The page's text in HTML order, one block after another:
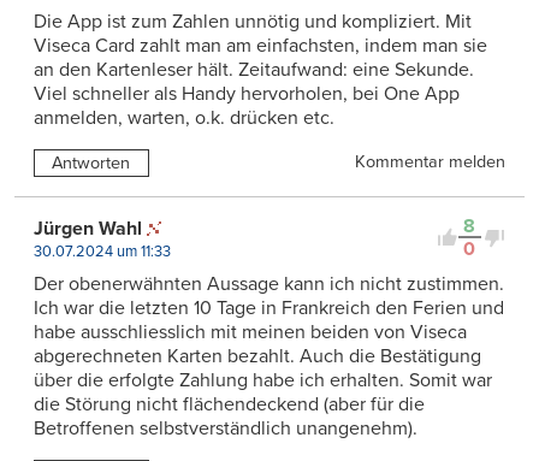
Die App ist zum Zahlen unnötig und kompliziert. Mit
Viseca Card zahlt man am einfachsten, indem man sie
an den Kartenleser hält. Zeitaufwand: eine Sekunde.
Viel schneller als Handy hervorholen, bei One App
anmelden, warten, o.k. drücken etc.
Antworten Kommentar melden
8
0
Jürgen Wahl
30.07.2024 um 11:33
Der obenerwähnten Aussage kann ich nicht zustimmen.
Ich war die letzten 10 Tage in Frankreich den Ferien und
habe ausschliesslich mit meinen beiden von Viseca
abgerechneten Karten bezahlt. Auch die Bestätigung
über die erfolgte Zahlung habe ich erhalten. Somit war
die Störung nicht flächendeckend (aber für die
Betroffenen selbstverständlich unangenehm).